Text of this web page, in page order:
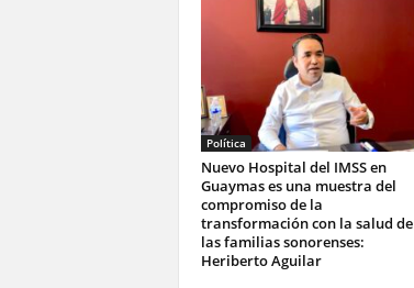
Política
Nuevo Hospital del IMSS en
Guaymas es una muestra del
compromiso de la
transformación con la salud de
las familias sonorenses:
Heriberto Aguilar